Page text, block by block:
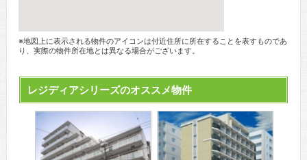
※地図上に表示される物件のアイコンは付近住所に所在することを表すものであ
り、実際の物件所在地とは異なる場合がございます。
レジディアシリーズのオススメ物件